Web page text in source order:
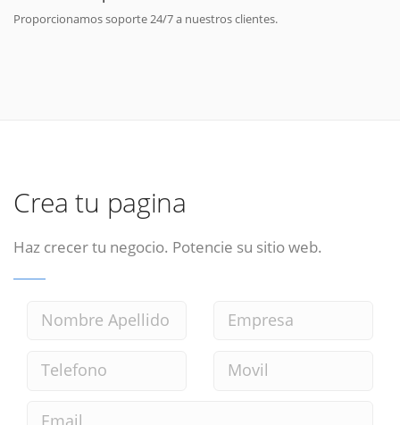
Proporcionamos soporte 24/7 a nuestros clientes.
Crea tu pagina
Haz crecer tu negocio. Potencie su sitio web.